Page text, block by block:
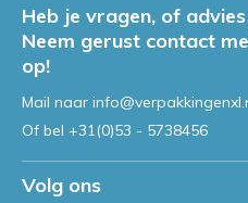
Heb je vragen, of
Neem gerust contact
op!
Mail naar
Of bel +31(0)53 - 5738456
Volg ons